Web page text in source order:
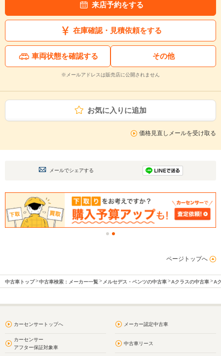
来店予約をする
在庫確認・見積依頼をする
車両状態を確認する その他
※メールアドレスは販売店に公開されません
お気に入りに追加
価格見直しメールを受け取る
メールでシェアする
ページトップへ
中古車トップ 中古車検索：メーカー一覧 メルセデス・ベンツの中古車 Aクラスの中古車 A
カーセンサートップへ メーカー認定中古車
カーセンサー
アフター保証対象車
中古車リース